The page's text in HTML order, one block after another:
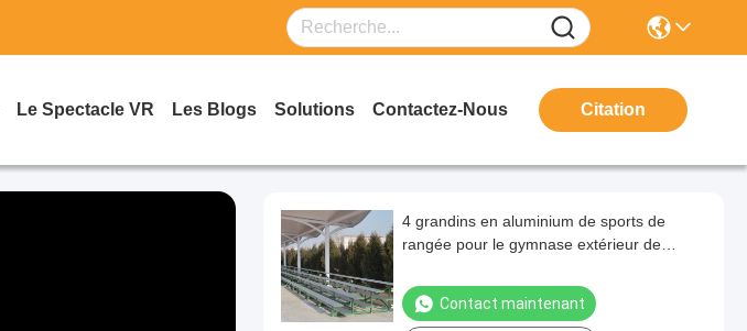
Le Spectacle VR Les Blogs Solutions Contactez-Nous Citation
4 grandins en aluminium de sports de
rangée pour le gymnase extérieur de
Contact maintenant